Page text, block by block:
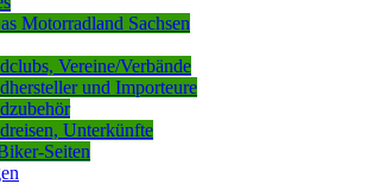
Motorradland Sachsen
Vereine/Verbände
und Importeure
Unterkünfte
Seiten